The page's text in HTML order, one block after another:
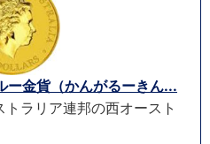
金貨（かんがるーきん...
ラリア連邦の西オースト